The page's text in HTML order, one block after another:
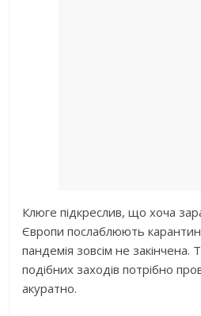
Клюге підкреслив, що хоча
Європи послаблюють
пандемія зовсім не закінчена.
подібних заходів потрібно
акуратно.